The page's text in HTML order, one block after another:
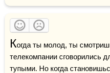
Когда ты молод, ты
телекомпании сговорились
тупыми. Но когда